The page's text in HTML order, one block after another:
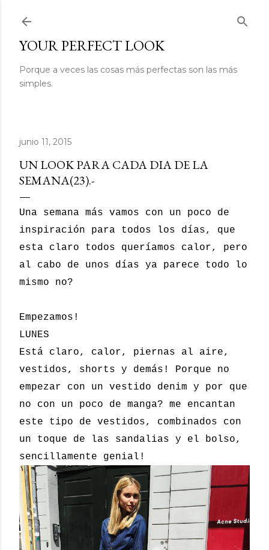
YOUR PERFECT LOOK
Porque a veces las cosas más perfectas son las más
simples.
junio 11, 2015
UN LOOK PARA CADA DIA DE LA
SEMANA(23).-
Una semana más vamos con un poco de
inspiración para todos los días, que
esta claro todos queríamos calor, pero
al cabo de unos días ya parece todo lo
mismo no?
Empezamos!
LUNES
Está claro, calor, piernas al aire,
vestidos, shorts y demás! Porque no
empezar con un vestido denim y por que
no con un poco de manga? me encantan
este tipo de vestidos, combinados con
un toque de las sandalias y el bolso,
sencillamente genial!